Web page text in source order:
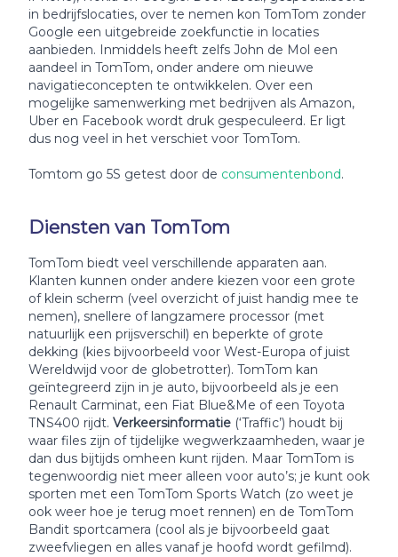
in bedrijfslocaties, over te nemen kon TomTom zonder
Google een uitgebreide zoekfunctie in locaties
aanbieden. Inmiddels heeft zelfs John de Mol een
aandeel in TomTom, onder andere om nieuwe
navigatieconcepten te ontwikkelen. Over een
mogelijke samenwerking met bedrijven als Amazon,
Uber en Facebook wordt druk gespeculeerd. Er ligt
dus nog veel in het verschiet voor TomTom.
Tomtom go 5S getest door de consumentenbond.
Diensten van TomTom
TomTom biedt veel verschillende apparaten aan.
Klanten kunnen onder andere kiezen voor een grote
of klein scherm (veel overzicht of juist handig mee te
nemen), snellere of langzamere processor (met
natuurlijk een prijsverschil) en beperkte of grote
dekking (kies bijvoorbeeld voor West-Europa of juist
Wereldwijd voor de globetrotter). TomTom kan
geïntegreerd zijn in je auto, bijvoorbeeld als je een
Renault Carminat, een Fiat Blue&Me of een Toyota
TNS400 rijdt. Verkeersinformatie (‘Traffic’) houdt bij
waar files zijn of tijdelijke wegwerkzaamheden, waar je
dan dus bijtijds omheen kunt rijden. Maar TomTom is
tegenwoordig niet meer alleen voor auto’s; je kunt ook
sporten met een TomTom Sports Watch (zo weet je
ook weer hoe je terug moet rennen) en de TomTom
Bandit sportcamera (cool als je bijvoorbeeld gaat
zweefvliegen en alles vanaf je hoofd wordt gefilmd).